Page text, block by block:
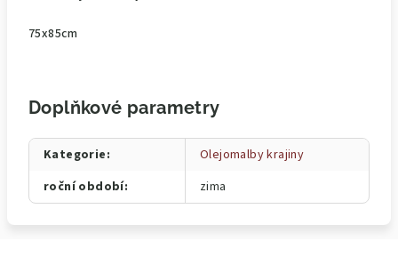
75x85cm
Doplňkové parametry
Kategorie:
Olejomalby krajiny
roční období: zima